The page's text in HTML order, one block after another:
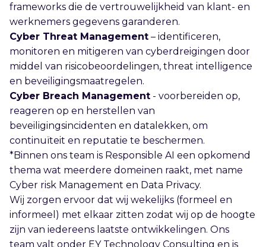
frameworks die de vertrouwelijkheid van klant- en
werknemers gegevens garanderen.
Cyber Threat Management – identificeren,
monitoren en mitigeren van cyberdreigingen door
middel van risicobeoordelingen, threat intelligence
en beveiligingsmaatregelen.
Cyber Breach Management - voorbereiden op,
reageren op en herstellen van
beveiligingsincidenten en datalekken, om
continuïteit en reputatie te beschermen.
*Binnen ons team is Responsible AI een opkomend
thema wat meerdere domeinen raakt, met name
Cyber risk Management en Data Privacy.
Wij zorgen ervoor dat wij wekelijks (formeel en
informeel) met elkaar zitten zodat wij op de hoogte
zijn van iedereens laatste ontwikkelingen. Ons
team valt onder EY Technology Consulting en is